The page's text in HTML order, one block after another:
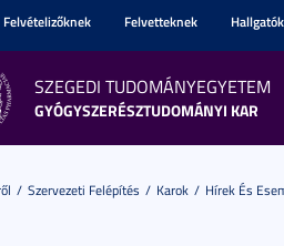
Felvételizőknek Felvetteknek
SZEGEDI TUDOMÁNYEGYETEM
GYÓGYSZERÉSZTUDOMÁNYI KAR
Szervezeti Felépítés Karok Hírek És